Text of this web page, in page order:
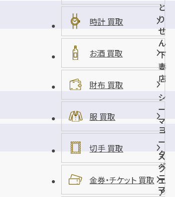
と
り
せ
ん
下
妻
店
シ
ー
マ
ー
ク
ス
ク
エ
ア
ヨ
ー
ク
ベ
ニ
マ
時計 買取
お酒 買取
財布 買取
服 買取
切手 買取
金券・チケット 買取